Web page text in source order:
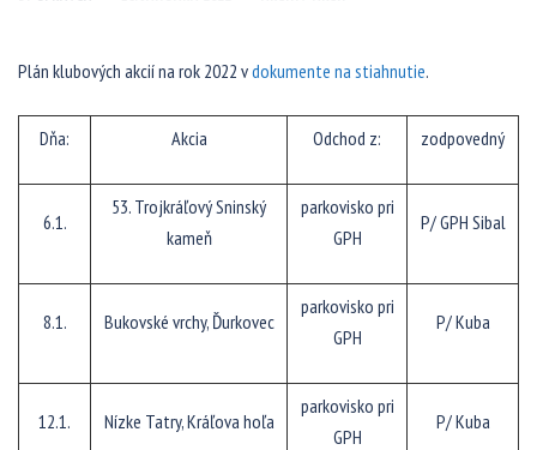
Plán klubových akcií na rok 2022 vdokumente na stiahnutie.
Dňa: Akcia Odchod z: zodpovedný
6.1.
53. Trojkráľový Sninský
kameň
parkovisko pri
GPH
P/ GPH Sibal
8.1. Bukovské vrchy, Ďurkovec
parkovisko pri
GPH
P/ Kuba
12.1. Nízke Tatry, Kráľova hoľa
parkovisko pri
GPH
P/ Kuba